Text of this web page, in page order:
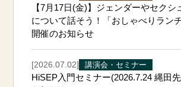
【7月17日(金)】ジェンダーやセクシ
について話そう！「おしゃべりランチ
開催のお知らせ
[2026.07.02] 講演会・セミナー
HiSEP入門セミナー(2026.7.24 縄田